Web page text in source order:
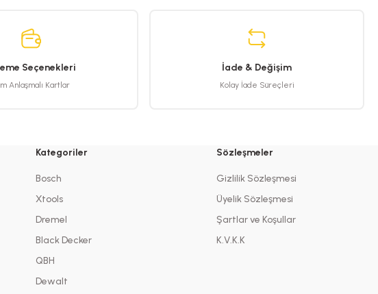
Seçenekleri
Anlaşmalı Kartlar
İade & Değişim
Kolay İade Süreçleri
Kategoriler
Bosch
Xtools
Dremel
Black Decker
QBH
Dewalt
Sözleşmeler
Gizlilik Sözleşmesi
Üyelik Sözleşmesi
Şartlar ve Koşullar
K.V.K.K